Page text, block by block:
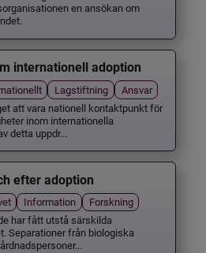
en ansökan om
internationell adoption
Lagstiftning
Ansvar
att vara nationell kontaktpunkt för
inom internationella
detta uppdr...
efter adoption
Information
Forskning
har fått utstå särskilda
Separationer från biologiska